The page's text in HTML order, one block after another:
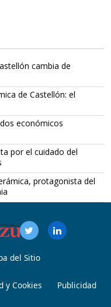
cambia de
de Castellón: el
económicos
por el cuidado del
protagonista del
del Sitio
y Cookies Publicidad